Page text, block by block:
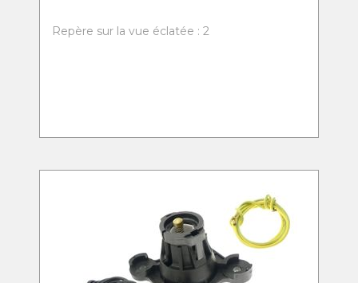
Repère sur la vue éclatée : 2